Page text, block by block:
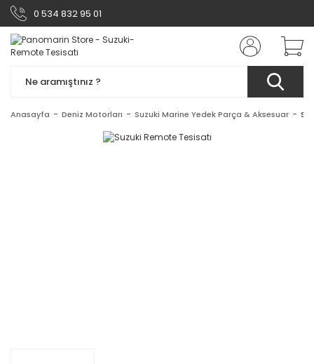
0 534 832 95 01
Anasayfa Deniz Motorları Suzuki Marine Yedek Parça & Aksesuar